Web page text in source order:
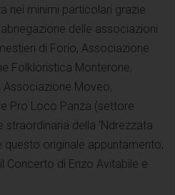
nei minimi particolari grazie
delle associazioni
di Forio, Associazione
Folkloristica Monterone,
Moveo,
Pro Loco Panza (settore
della ‘Ndrezzata
questo originale appuntamento,
Concerto di Enzo Avitabile e